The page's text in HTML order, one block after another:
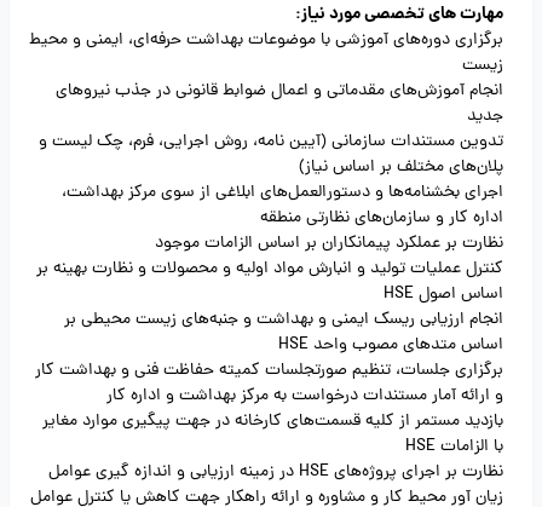
مهارت های تخصصی مورد نیاز:
برگزاری دوره‌های آموزشی با موضوعات بهداشت حرفه‌ای، ایمنی و محیط
زیست
انجام آموزش‌های مقدماتی و اعمال ضوابط قانونی در جذب نیروهای
جدید
تدوین مستندات سازمانی (آیین نامه، روش اجرایی، فرم، چک لیست و
پلان‌های مختلف بر اساس نیاز)
اجرای بخشنامه‌ها و دستورالعمل‌های ابلاغی از سوی مرکز بهداشت،
اداره کار و سازمان‌های نظارتی منطقه
نظارت بر عملکرد پیمانکاران بر اساس الزامات موجود
کنترل عملیات تولید و انبارش مواد اولیه و محصولات و نظارت بهینه بر
اساس اصول HSE
انجام ارزیابی ریسک ایمنی و بهداشت و جنبه‌های زیست محیطی بر
اساس متدهای مصوب واحد HSE
برگزاری جلسات، تنظیم صورتجلسات کمیته حفاظت فنی و بهداشت کار
و ارائه آمار مستندات درخواست به مرکز بهداشت و اداره کار
بازدید مستمر از کلیه قسمت‌های کارخانه در جهت پیگیری موارد مغایر
با الزامات HSE
نظارت بر اجرای پروژه‌های HSE در زمینه ارزیابی و اندازه گیری عوامل
زیان آور محیط کار و مشاوره و ارائه راهکار جهت کاهش یا کنترل عوامل